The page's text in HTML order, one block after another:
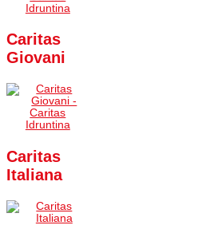
Caritas
Giovani
Caritas
Italiana